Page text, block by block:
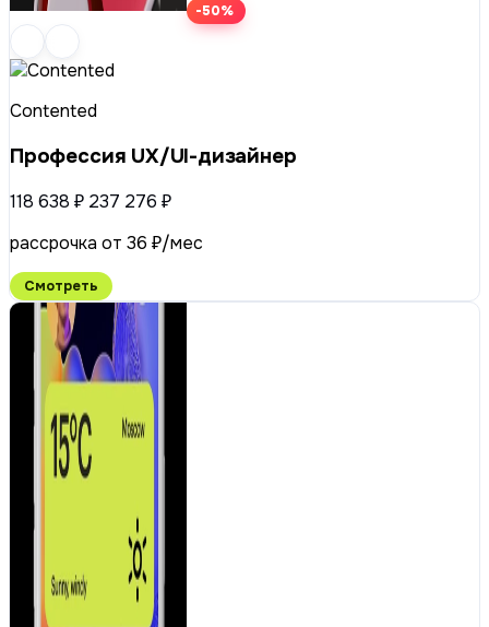
-50%
Contented
Профессия UX/UI-дизайнер
118 638 ₽ 237 276 ₽
рассрочка от 36 ₽/мес
Смотреть